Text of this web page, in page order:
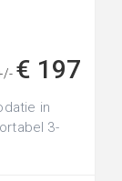
€ 197
in
3-